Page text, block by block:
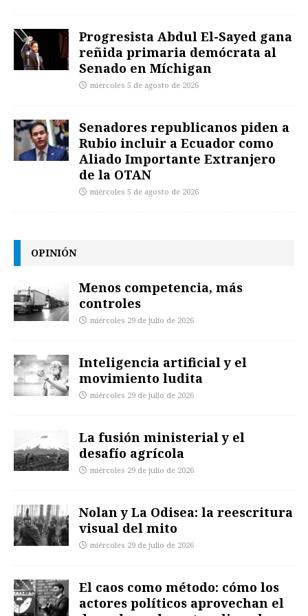
Progresista Abdul El-Sayed gana
reñida primaria demócrata al
Senado en Míchigan
miércoles 5 de agosto de 2026
Senadores republicanos piden a
Rubio incluir a Ecuador como
Aliado Importante Extranjero
de la OTAN
miércoles 5 de agosto de 2026
OPINIÓN
Menos competencia, más
controles
miércoles 29 de julio de 2026
Inteligencia artificial y el
movimiento ludita
miércoles 29 de julio de 2026
La fusión ministerial y el
desafío agrícola
miércoles 29 de julio de 2026
Nolan y La Odisea: la reescritura
visual del mito
miércoles 29 de julio de 2026
El caos como método: cómo los
actores políticos aprovechan el